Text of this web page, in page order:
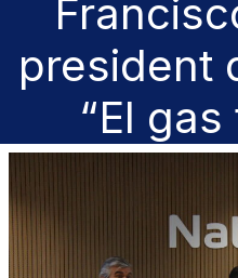
president
“El